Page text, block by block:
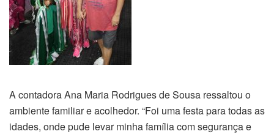
A contadora Ana Maria Rodrigues de Sousa ressaltou o
ambiente familiar e acolhedor. “Foi uma festa para todas as
idades, onde pude levar minha família com segurança e